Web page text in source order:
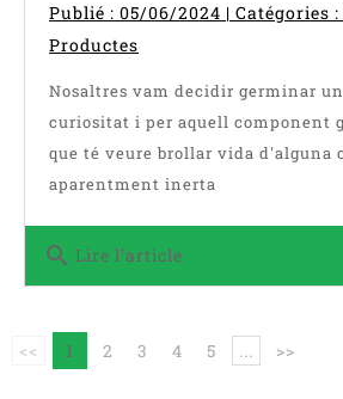
Publié : 05/06/2024 | Catégories :
Productes
Nosaltres vam decidir germinar
curiositat i per aquell component
que té veure brollar vida d'alguna
aparentment inerta
search Lire l'article
<< 1 2 3 4 5 ... >>